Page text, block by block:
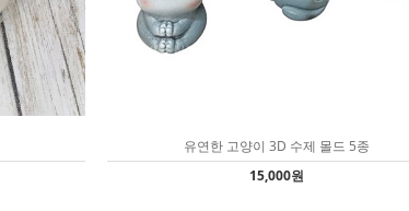
유연한 고양이 3D 수제 몰드 5종
15,000원